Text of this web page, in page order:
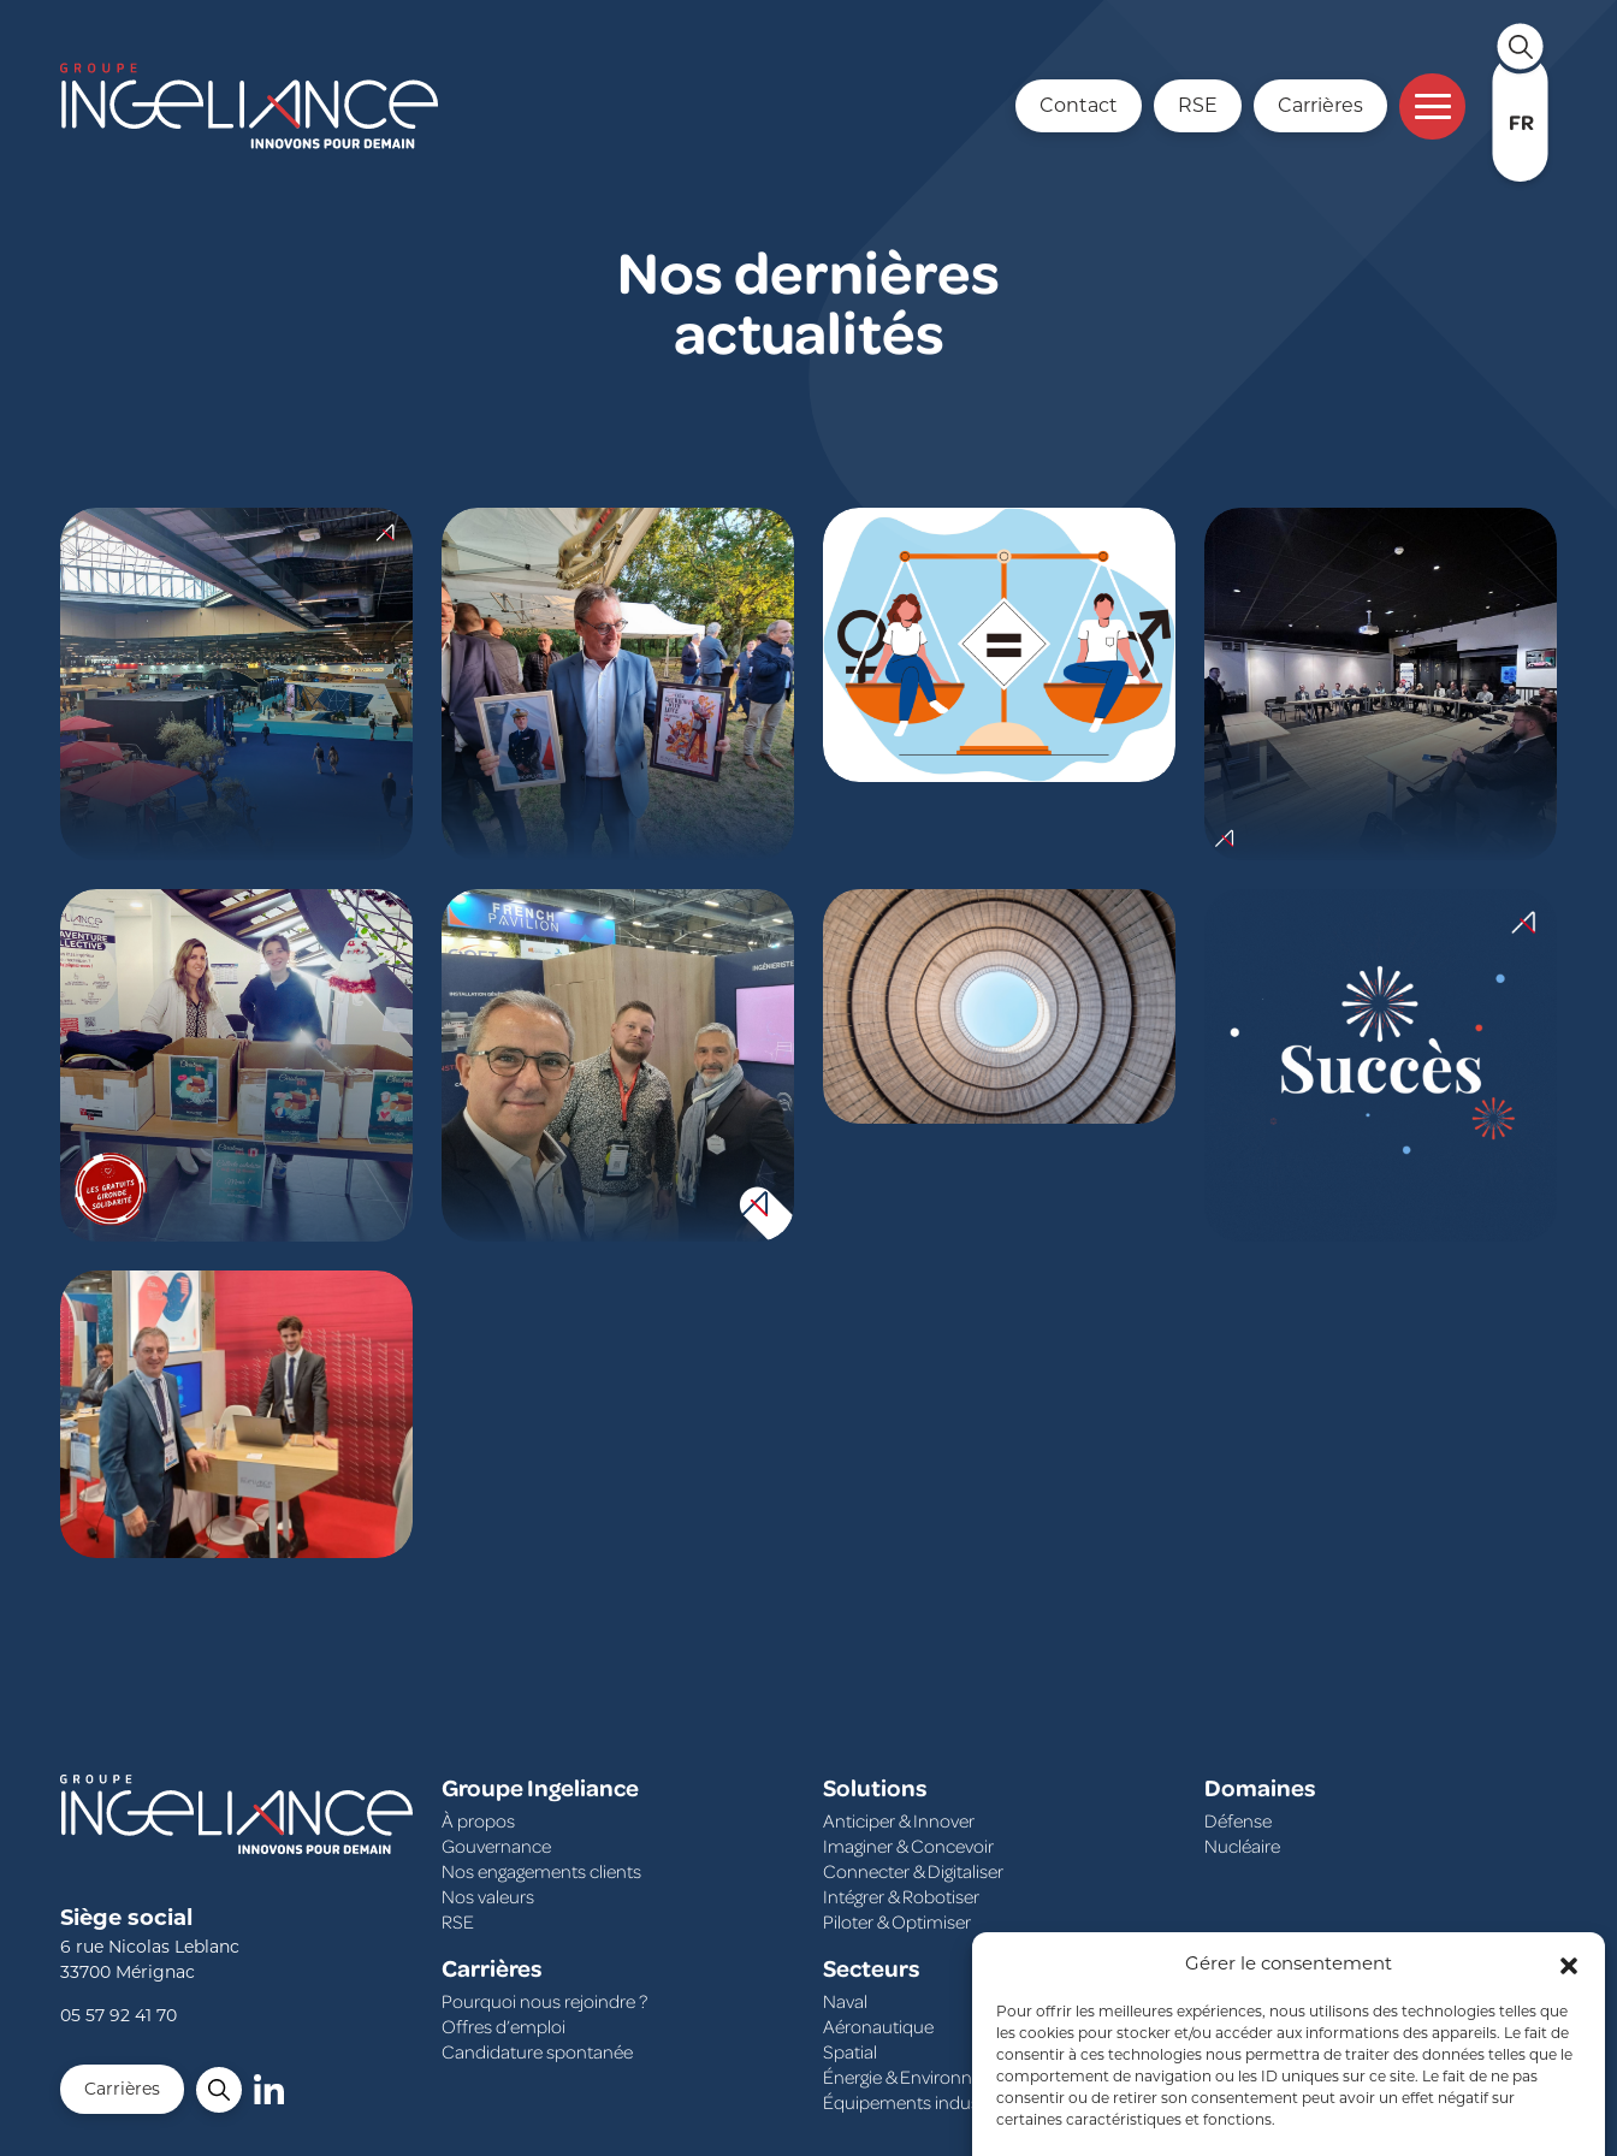
Gérer le consentement
Pour offrir les meilleures expériences, nous utilisons des technologies telles que
les cookies pour stocker et/ou accéder aux informations des appareils. Le fait de
consentir à ces technologies nous permettra de traiter des données telles que le
comportement de navigation ou les ID uniques sur ce site. Le fait de ne pas
consentir ou de retirer son consentement peut avoir un effet négatif sur
certaines caractéristiques et fonctions.
Contact RSE Carrières
FR
Nos dernières
actualités
EUROSATORY 2026 Départ en retraite Jean-
Louis DARZACQ
Collecte Solidaire
Siège social
6 rue Nicolas Leblanc
33700 Mérignac
05 57 92 41 70
Carrières
Groupe Ingeliance
À propos
Gouvernance
Nos engagements clients
Nos valeurs
RSE
Carrières
Pourquoi nous rejoindre ?
Offres d’emploi
Candidature spontanée
Solutions
Anticiper & Innover
Imaginer & Concevoir
Connecter & Digitaliser
Intégrer & Robotiser
Piloter & Optimiser
Secteurs
Naval
Aéronautique
Spatial
Énergie & Environnement
Équipements industriels
Domaines
Défense
Nucléaire